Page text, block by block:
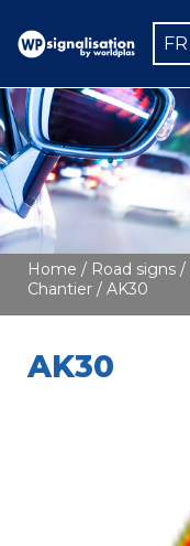
FR
Home / Road signs /
Chantier / AK30
AK30